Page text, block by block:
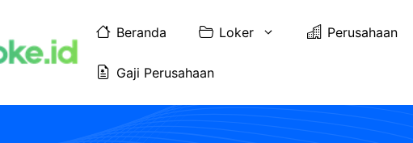
Beranda Loker Perusahaan
Gaji Perusahaan